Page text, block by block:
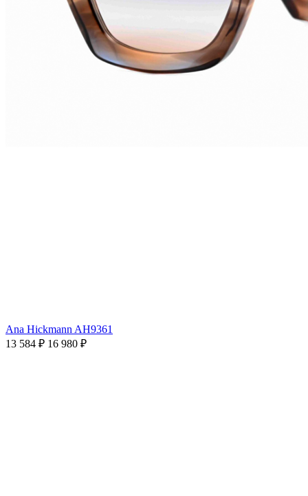
Ana Hickmann AH9361
13 584 ₽ 16 980 ₽